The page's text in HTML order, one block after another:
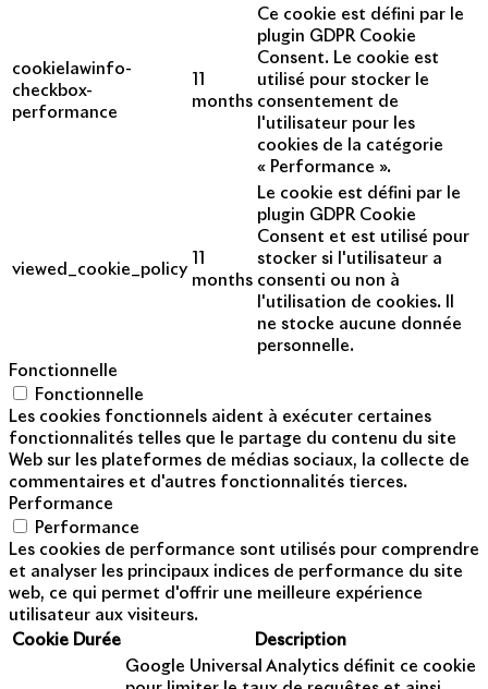
cookielawinfo-
checkbox-
performance
months
Ce cookie est défini par le
plugin GDPR Cookie
Consent. Le cookie est
utilisé pour stocker le
consentement de
l'utilisateur pour les
cookies de la catégorie
« Performance ».
viewed_cookie_policy
months
Le cookie est défini par le
plugin GDPR Cookie
Consent et est utilisé pour
stocker si l'utilisateur a
consenti ou non à
l'utilisation de cookies. Il
ne stocke aucune donnée
personnelle.
Fonctionnelle
Fonctionnelle
Les cookies fonctionnels aident à exécuter certaines
fonctionnalités telles que le partage du contenu du site
Web sur les plateformes de médias sociaux, la collecte de
commentaires et d'autres fonctionnalités tierces.
Performance
Performance
Les cookies de performance sont utilisés pour comprendre
et analyser les principaux indices de performance du site
web, ce qui permet d'offrir une meilleure expérience
utilisateur aux visiteurs.
Cookie Durée
Description
Google Universal Analytics définit ce cookie